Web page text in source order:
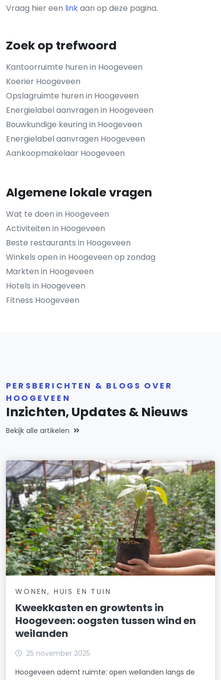
Vraag hier een linkaan op deze pagina.
Zoek op trefwoord
Kantoorruimte huren in Hoogeveen
Koerier Hoogeveen
Opslagruimte huren in Hoogeveen
Energielabel aanvragen in Hoogeveen
Bouwkundige keuring in Hoogeveen
Energielabel aanvragen Hoogeveen
Aankoopmakelaar Hoogeveen
Algemene lokale vragen
Wat te doen in Hoogeveen
Activiteiten in Hoogeveen
Beste restaurants in Hoogeveen
Winkels open in Hoogeveen op zondag
Markten in Hoogeveen
Hotels in Hoogeveen
Fitness Hoogeveen
PERSBERICHTEN & BLOGS OVER
HOOGEVEEN
Inzichten, Updates & Nieuws
Bekijk alle artikelen
WONEN, HUIS EN TUIN
Kweekkasten en growtents in
Hoogeveen: oogsten tussen wind en
weilanden
25 november 2025
Hoogeveen ademt ruimte: open weilanden langs de